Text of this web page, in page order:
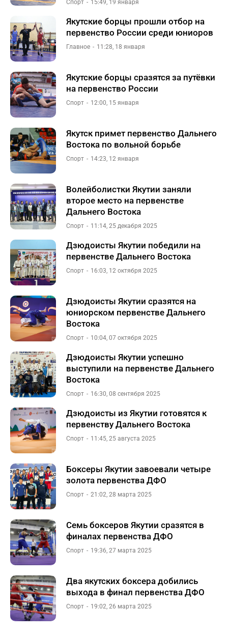
Спорт 15:49, 19 января
Якутские борцы прошли отбор на
первенство России среди юниоров
Главное 11:28, 18 января
Якутские борцы сразятся за путёвки
на первенство России
Спорт 12:00, 15 января
Якутск примет первенство Дальнего
Востока по вольной борьбе
Спорт 14:23, 12 января
Волейболистки Якутии заняли
второе место на первенстве
Дальнего Востока
Спорт 11:14, 25 декабря 2025
Дзюдоисты Якутии победили на
первенстве Дальнего Востока
Спорт 16:03, 12 октября 2025
Дзюдоисты Якутии сразятся на
юниорском первенстве Дальнего
Востока
Спорт 10:04, 07 октября 2025
Дзюдоисты Якутии успешно
выступили на первенстве Дальнего
Востока
Спорт 16:30, 08 сентября 2025
Дзюдоисты из Якутии готовятся к
первенству Дальнего Востока
Спорт 11:45, 25 августа 2025
Боксеры Якутии завоевали четыре
золота первенства ДФО
Спорт 21:02, 28 марта 2025
Семь боксеров Якутии сразятся в
финалах первенства ДФО
Спорт 19:36, 27 марта 2025
Два якутских боксера добились
выхода в финал первенства ДФО
Спорт 19:02, 26 марта 2025